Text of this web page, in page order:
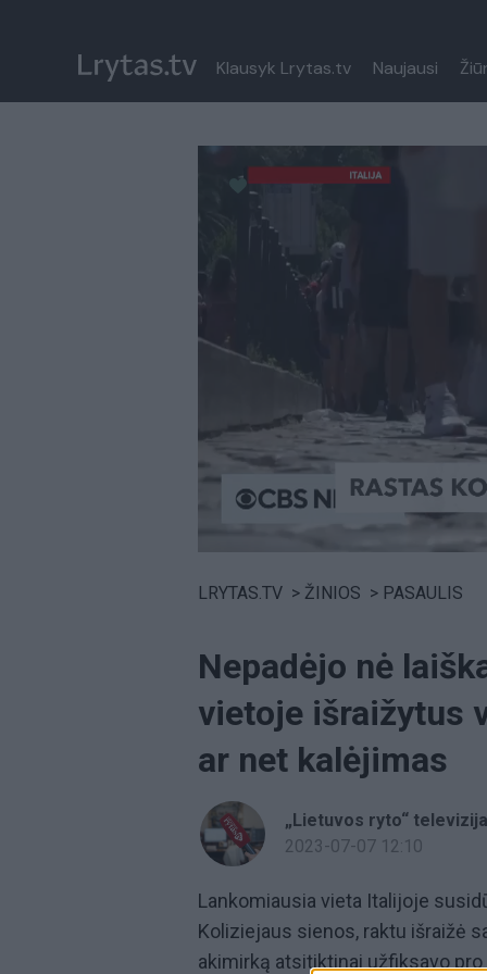
Klausyk Lrytas.tv Naujausi
Paremkite Ukrainą
LRYTAS.TV > ŽINIOS > PASAULIS
Nepadėjo nė
vietoje išraižytus
ar net kalėjimas
„Lietuvos ryto“ televizija
2023-07-07 12:10
Lankomiausia vieta Italijoje
Koliziejaus sienos, raktu išraižė
akimirką atsitiktinai užfiksavo